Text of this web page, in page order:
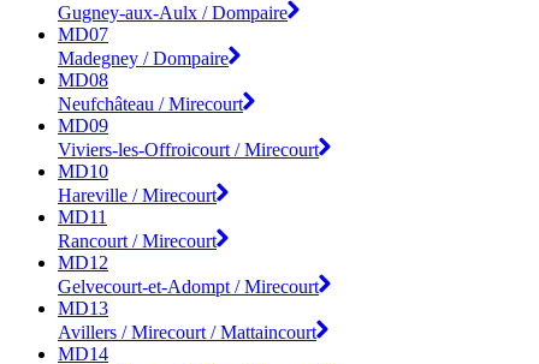
Gugney-aux-Aulx / Dompaire
MD07
Madegney / Dompaire
MD08
Neufchâteau / Mirecourt
MD09
Viviers-les-Offroicourt / Mirecourt
MD10
Hareville / Mirecourt
MD11
Rancourt / Mirecourt
MD12
Gelvecourt-et-Adompt / Mirecourt
MD13
Avillers / Mirecourt / Mattaincourt
MD14